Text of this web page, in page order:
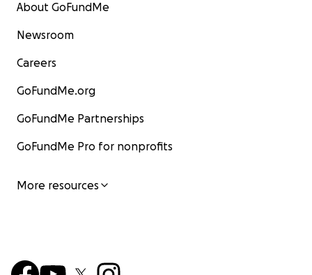
About GoFundMe
Newsroom
Careers
GoFundMe.org
GoFundMe Partnerships
GoFundMe Pro for nonprofits
More resources